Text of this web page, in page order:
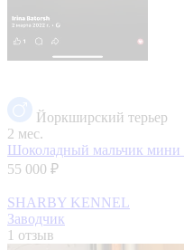
Йоркширский терьер
2 мес.
Шоколадный мальчик мини
55 000 ₽
SHARBY KENNEL
Заводчик
1 отзыв